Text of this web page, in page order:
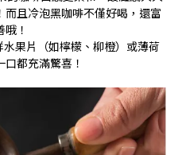
且冷泡黑咖啡不僅好喝，還富
！
果片（如檸檬、柳橙）或薄荷
都充滿驚喜！